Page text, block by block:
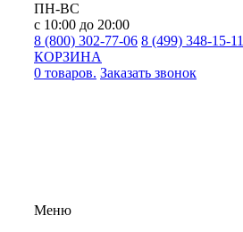
ПН-ВС
с 10:00 до 20:00
8 (800) 302-77-06 8 (499) 348-15-11
КОРЗИНА
0 товаров. Заказать звонок
Меню